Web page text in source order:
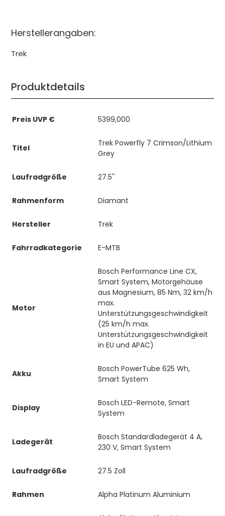
Herstellerangaben:
Trek
Produktdetails
Preis UVP € 5399,000
Titel
Trek Powerfly 7 Crimson/Lithium
Grey
Laufradgröße 27.5''
Rahmenform Diamant
Hersteller Trek
Fahrradkategorie E-MTB
Motor
Bosch Performance Line CX,
Smart System, Motorgehäuse
aus Magnesium, 85 Nm, 32 km/h
max.
Unterstützungsgeschwindigkeit
(25 km/h max.
Unterstützungsgeschwindigkeit
in EU und APAC)
Akku
Bosch PowerTube 625 Wh,
Smart System
Display
Bosch LED-Remote, Smart
System
Ladegerät
Bosch Standardladegerät 4 A,
230 V, Smart System
Laufradgröße 27.5 Zoll
Rahmen Alpha Platinum Aluminium